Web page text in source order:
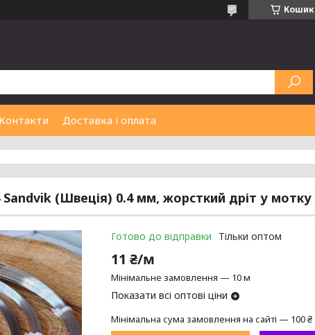
Кошик
Контакти Доставка і оплата
(Швеція) 0.4 мм, жорсткий дріт у мотку
Готово до відправки Тільки оптом
11 ₴/м
Мінімальне замовлення — 10 м
Показати всі оптові ціни
Мінімальна сума замовлення на сайті — 100 ₴